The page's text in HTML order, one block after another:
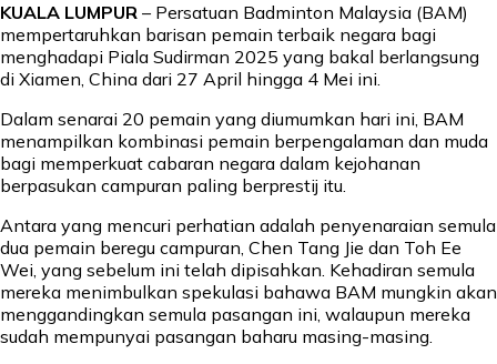
KUALA LUMPUR – Persatuan Badminton Malaysia (BAM)
mempertaruhkan barisan pemain terbaik negara bagi
menghadapi Piala Sudirman 2025 yang bakal berlangsung
di Xiamen, China dari 27 April hingga 4 Mei ini.
Dalam senarai 20 pemain yang diumumkan hari ini, BAM
menampilkan kombinasi pemain berpengalaman dan muda
bagi memperkuat cabaran negara dalam kejohanan
berpasukan campuran paling berprestij itu.
Antara yang mencuri perhatian adalah penyenaraian semula
dua pemain beregu campuran, Chen Tang Jie dan Toh Ee
Wei, yang sebelum ini telah dipisahkan. Kehadiran semula
mereka menimbulkan spekulasi bahawa BAM mungkin akan
menggandingkan semula pasangan ini, walaupun mereka
sudah mempunyai pasangan baharu masing-masing.